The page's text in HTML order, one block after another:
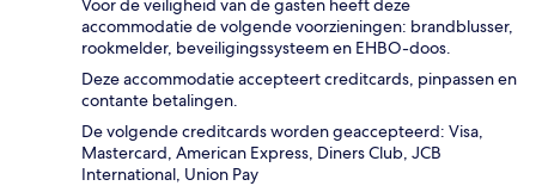
Voor de veiligheid van de gasten heeft deze
accommodatie de volgende voorzieningen: brandblusser,
rookmelder, beveiligingssysteem en EHBO-doos.
Deze accommodatie accepteert creditcards, pinpassen en
contante betalingen.
De volgende creditcards worden geaccepteerd: Visa,
Mastercard, American Express, Diners Club, JCB
International, Union Pay